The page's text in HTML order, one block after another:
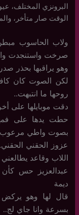
البرونزي المختلف،
الوقت صار متأخر،
ولاب الحاسوب
صرخت واستنجدت
وهو يراقبها بحذر
لكن الصوت كان
روحها ما انتبهت..
دقت موبايلها على
حطت يدها على
بصوت واطي مرعوب
اللاب وقاعد
عبدالعزيز حس
ديمة
قال لها وهو
بسرعة وانا جاي لج..